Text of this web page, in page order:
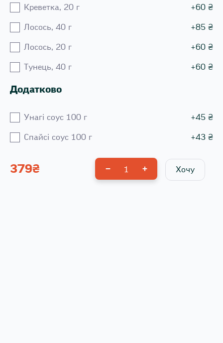
Креветка, 20 г +60 ₴
Лосось, 40 г +85 ₴
Лосось, 20 г +60 ₴
Тунець, 40 г +60 ₴
Додатково
Унагі соус 100 г +45 ₴
Спайсі соус 100 г +43 ₴
379₴ 1 Хочу